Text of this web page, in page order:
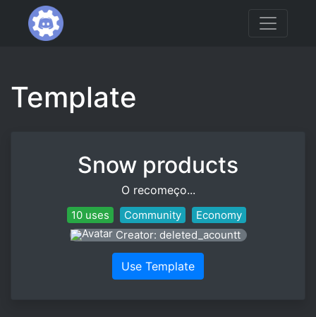
Template
Snow products
O recomeço...
10 uses Community
Economy
Creator: deleted_acountt
Use Template